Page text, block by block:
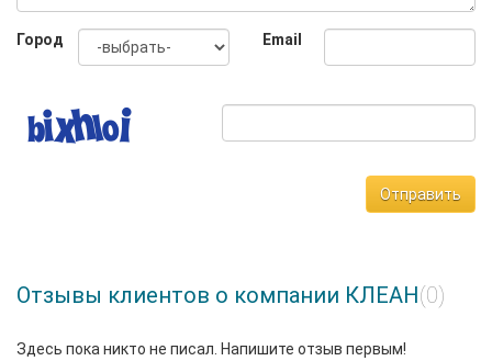
Город Email
Отправить
Отзывы клиентов о компании КЛЕАН(0)
Здесь пока никто не писал. Напишите отзыв первым!